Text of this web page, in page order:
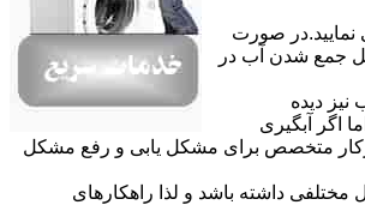
نمایید.در صورت
جمع شدن آب در
دﯾﺪه
اگر آبگیری
متخصص برای مشکل یابی و رفع مشکل
داشته باشد و لذا راهکارهای